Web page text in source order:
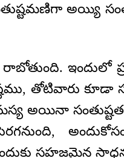
అయ్యి
ఇందులో
తోటివారు కూడా
అయినా
పెరగనుంది,
సహజమైన